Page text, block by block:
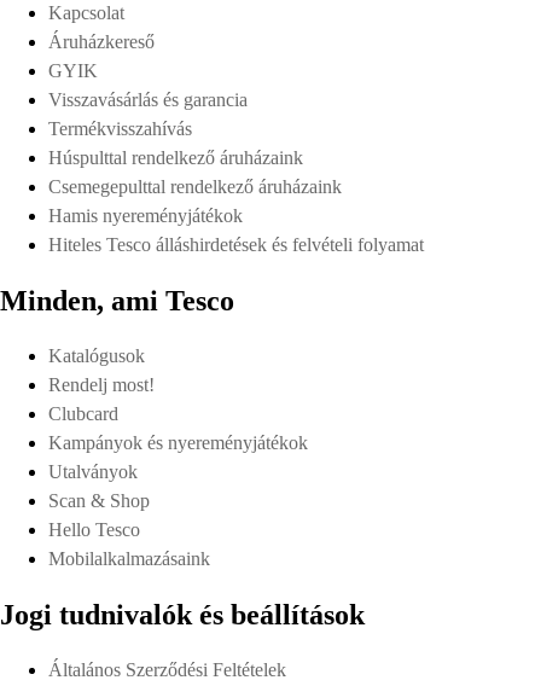
Kapcsolat
Áruházkereső
GYIK
Visszavásárlás és garancia
Termékvisszahívás
Húspulttal rendelkező áruházaink
Csemegepulttal rendelkező áruházaink
Hamis nyereményjátékok
Hiteles Tesco álláshirdetések és felvételi folyamat
Minden, ami Tesco
Katalógusok
Rendelj most!
Clubcard
Kampányok és nyereményjátékok
Utalványok
Scan & Shop
Hello Tesco
Mobilalkalmazásaink
Jogi tudnivalók és beállítások
Általános Szerződési Feltételek